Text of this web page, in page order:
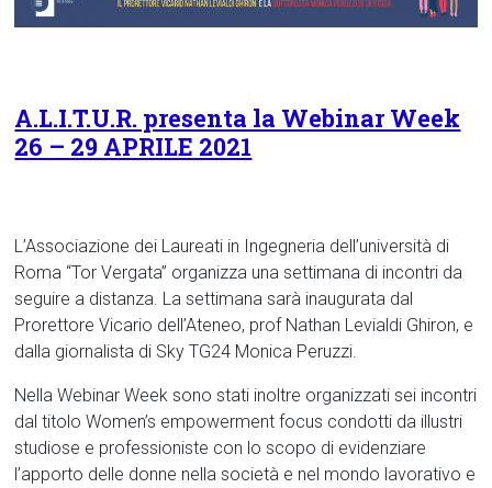
A.L.I.T.U.R. presenta la Webinar Week
26 – 29 APRILE 2021
L’Associazione dei Laureati in Ingegneria dell’università di
Roma “Tor Vergata” organizza una settimana di incontri da
seguire a distanza. La settimana sarà inaugurata dal
Prorettore Vicario dell’Ateneo, prof Nathan Levialdi Ghiron, e
dalla giornalista di Sky TG24 Monica Peruzzi.
Nella Webinar Week sono stati inoltre organizzati sei incontri
dal titolo Women’s empowerment focus condotti da illustri
studiose e professioniste con lo scopo di evidenziare
l’apporto delle donne nella società e nel mondo lavorativo e